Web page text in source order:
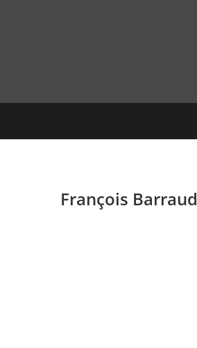
François Barraud